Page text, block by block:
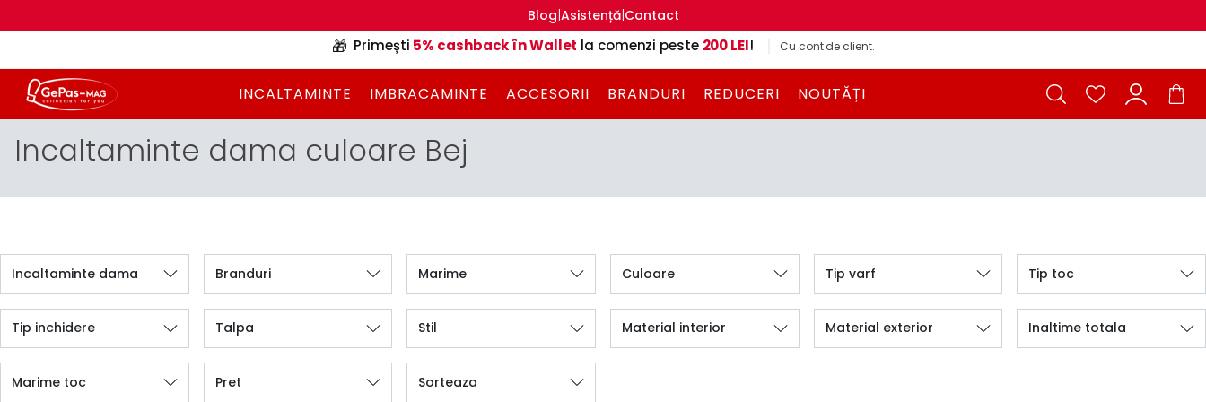
Blog|Asistență|Contact
🎁 Primești 5% cashback în Wallet la comenzi peste 200 LEI! Cu cont de client.
INCALTAMINTE IMBRACAMINTE ACCESORII BRANDURI REDUCERI NOUTĂȚI
Incaltaminte dama culoare Bej
Incaltaminte dama Branduri Marime Culoare Tip varf Tip toc
Tip inchidere Talpa Stil Material interior Material exterior Inaltime totala
Marime toc Pret Sorteaza